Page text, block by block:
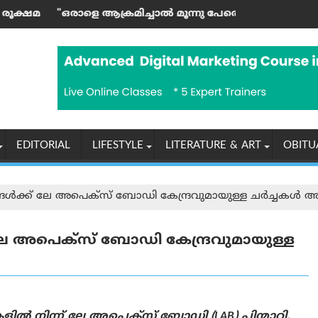
സ്പീക്കർ ഷാനിമോൾ ഉസ്മാൻ
രാജ്യങ്ങളുടെ അടിയന്തര യോഗം വിളിച്ചു
മൂന്നു പേരെയും ആക്രമിക്കുന്നതിന് തുല്യം";
എൻ‌ടി‌എയുടെ
EDITORIAL LIFESTYLE LITERATURE & ART
ലേ അപെക്സ് ബോഡി കേന്ദ്രവുമായുള്ള ചർച്ചകൾ
ലേ അപെക്സ് ബോഡി കേന്ദ്രവുമായുള്ള